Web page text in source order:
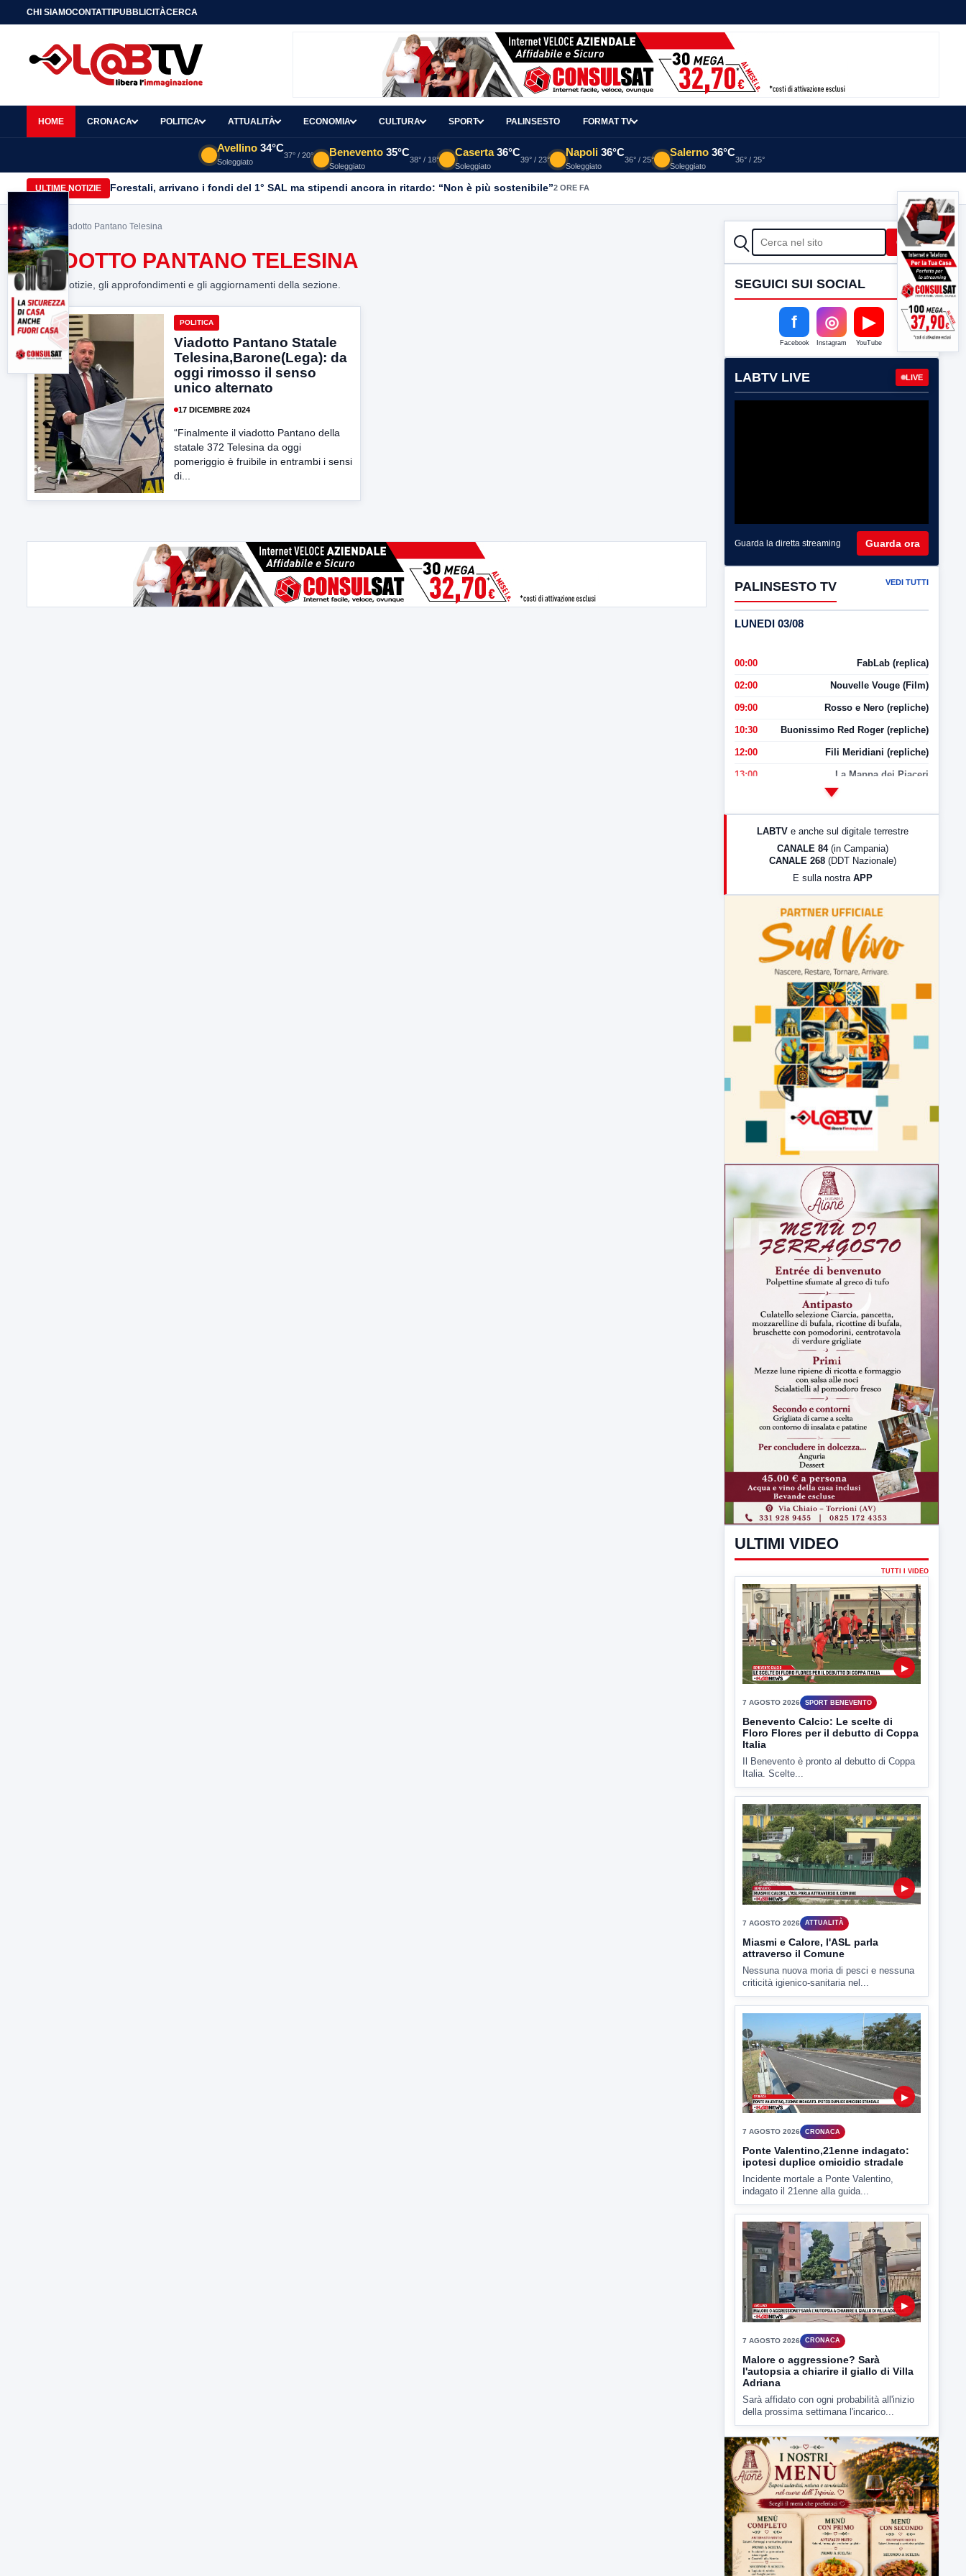
CHI SIAMOCONTATTIPUBBLICITÀCERCA
HOME CRONACA POLITICA ATTUALITÀ ECONOMIA CULTURA SPORT PALINSESTO FORMAT TV
Avellino 34°C
Soleggiato
37° / 20° Benevento 35°C
Soleggiato
38° / 18°
Caserta 36°C
Soleggiato
39° / 23°
Napoli 36°C
Soleggiato
36° / 25°
Salerno 36°C
Soleggiato
36° / 25°
ULTIME NOTIZIE Forestali, arrivano i fondi del 1° SAL ma stipendi ancora in ritardo: “Non è più sostenibile”2 ORE FA
Home> Viadotto Pantano Telesina
VIADOTTO PANTANO TELESINA
Tutte le notizie, gli approfondimenti e gli aggiornamenti della sezione.
POLITICA
Viadotto Pantano Statale
Telesina,Barone(Lega): da
oggi rimosso il senso
unico alternato
17 DICEMBRE 2024
“Finalmente il viadotto Pantano della
statale 372 Telesina da oggi
pomeriggio è fruibile in entrambi i sensi
di...
CERCA Cerca
SEGUICI SUI SOCIAL
f
Facebook
◎
Instagram
▶
YouTube
LABTV LIVE LIVE
Guarda la diretta streaming Guarda ora
PALINSESTO TV VEDI TUTTI
LUNEDI 03/08
00:00 FabLab (replica)
02:00 Nouvelle Vouge (Film)
09:00 Rosso e Nero (repliche)
10:30 Buonissimo Red Roger (repliche)
12:00 Fili Meridiani (repliche)
13:00 La Mappa dei Piaceri
LabNews (Diretta)
LabNews (replica)
LABTV e anche sul digitale terrestre
CANALE 84 (in Campania)
CANALE 268 (DDT Nazionale)
E sulla nostra APP
ULTIMI VIDEO
TUTTI I VIDEO
▶
7 AGOSTO 2026 SPORT BENEVENTO
Benevento Calcio: Le scelte di
Floro Flores per il debutto di Coppa
Italia
Il Benevento è pronto al debutto di Coppa
Italia. Scelte...
7 AGOSTO 2026
Miasmi e Calore, l'ASL parla
attraverso il Comune
Nessuna nuova moria di pesci e nessuna
criticità igienico-sanitaria nel...
7 AGOSTO 2026 CRONACA
Ponte Valentino,21enne indagato:
ipotesi duplice omicidio stradale
Incidente mortale a Ponte Valentino,
indagato il 21enne alla guida...
▶
7 AGOSTO 2026 CRONACA
Malore o aggressione? Sarà
l'autopsia a chiarire il giallo di Villa
Adriana
Sarà affidato con ogni probabilità all'inizio
della prossima settimana l'incarico...